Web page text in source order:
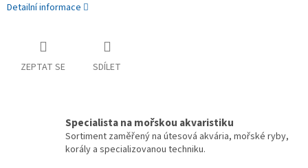
Detailní informace
ZEPTAT SE SDÍLET
Specialista na mořskou akvaristiku
Sortiment zaměřený na útesová akvária, mořské ryby,
korály a specializovanou techniku.